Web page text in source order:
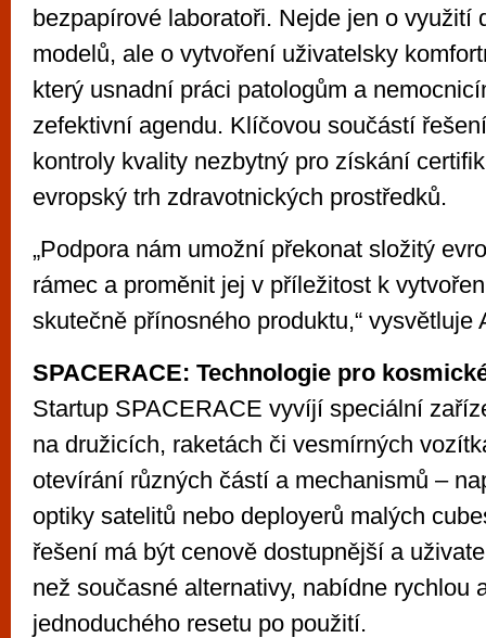
bezpapírové laboratoři. Nejde jen o využití
modelů, ale o vytvoření uživatelsky
který usnadní práci patologům a
zefektivní agendu. Klíčovou součástí
kontroly kvality nezbytný pro získání
evropský trh zdravotnických prostředků.
„Podpora nám umožní překonat složitý
rámec a proměnit jej v příležitost k
skutečně přínosného produktu,“ vysvětluje
SPACERACE: Technologie pro
Startup SPACERACE vyvíjí speciální
na družicích, raketách či vesmírných
otevírání různých částí a mechanismů –
optiky satelitů nebo deployerů malých
řešení má být cenově dostupnější a
než současné alternativy, nabídne rychlou
jednoduchého resetu po použití.